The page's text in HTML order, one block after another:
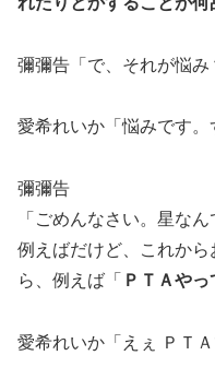
彌彌告「で、それが悩み
愛希れいか「悩みです。
彌彌告
「ごめんなさい。星なん
例えばだけど、これか
ら、例えば「 ＰＴＡや
愛希れいか「えぇ ＰＴＡ